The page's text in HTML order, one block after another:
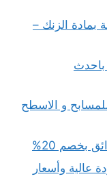
بمادة الزنك –
باحدث
و الاسطح
20%
عالية وأسعار